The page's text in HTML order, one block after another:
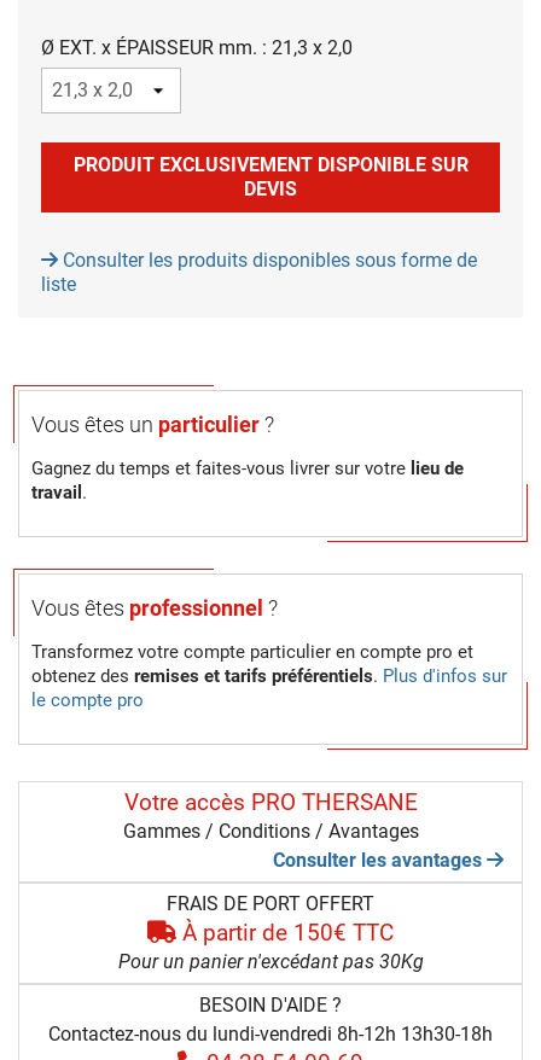
Ø EXT. x ÉPAISSEUR mm. : 21,3 x 2,0
PRODUIT EXCLUSIVEMENT DISPONIBLE SUR
DEVIS
Consulter les produits disponibles sous forme de
liste
Vous êtes un particulier?
Gagnez du temps et faites-vous livrer sur votre lieu de
travail .
Vous êtes professionnel ?
Transformez votre compte particulier en compte pro et
obtenez des remises et tarifs préférentiels. Plus d'infos sur
le compte pro
Votre accès PRO THERSANE
Gammes / Conditions / Avantages
Consulter les avantages
FRAIS DE PORT OFFERT
À partir de 150€ TTC
Pour un panier n'excédant pas 30Kg
BESOIN D'AIDE ?
Contactez-nous du lundi-vendredi 8h-12h 13h30-18h